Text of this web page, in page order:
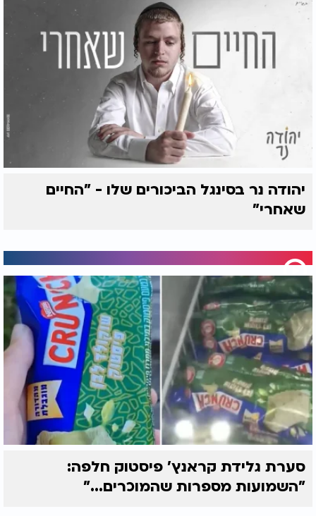
יהודה נר בסינגל הביכורים שלו - "החיים
שאחרי"
סערת גלידת קראנץ' פיסטוק חלפה:
"השמועות מספרות שהמוכרים..."